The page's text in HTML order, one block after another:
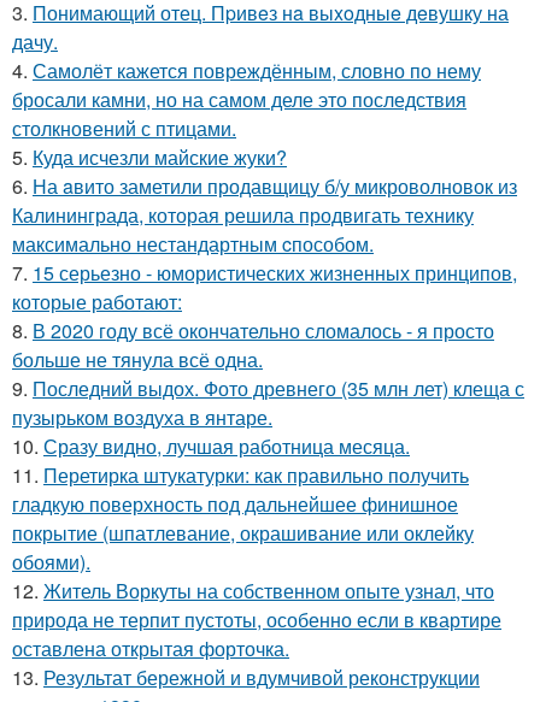
3. Понимающий отец. Пpивeз нa выxoдныe дeвушку на
дачу.
4. Самолёт кажется повреждённым, словно по нему
бросали камни, но на самом деле это последствия
столкновений с птицами.
5. Куда исчезли майские жуки?
6. На aвито заметили продавщицу б/у микроволновок из
Калининграда, которая решила продвигать технику
максимально нестандартным cпособом.
7. 15 серьезно - юмористических жизненных принципов,
которые работают:
8. В 2020 году всё окончательно сломалось - я просто
больше не тянула всё одна.
9. Последний выдох. Фото древнего (35 млн лет) клеща с
пузырьком воздуха в янтаре.
10. Сразу видно, лучшая работница месяца.
11. Перетирка штукатурки: как правильно получить
гладкую поверхность под дальнейшее финишное
покрытие (шпатлевание, окрашивание или оклейку
обоями).
12. Житель Воркуты на собственном опыте узнал, что
природа не терпит пустоты, особенно если в квартире
оставлена открытая форточка.
13. Результат бережной и вдумчивой реконструкции